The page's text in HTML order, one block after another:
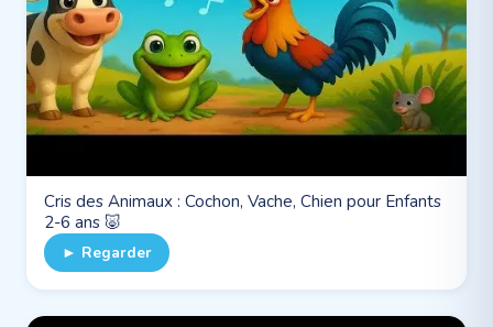
Cris des Animaux : Cochon, Vache, Chien pour Enfants
2-6 ans 🐷
► Regarder